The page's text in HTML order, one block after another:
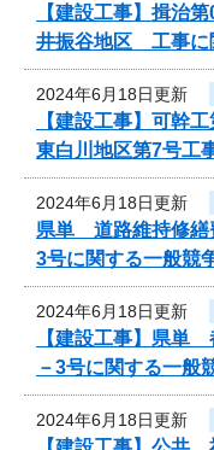
【建設工事】揖治
井振谷地区 工事に
2024年6月18日更新
【建設工事】可幹
東白川地区第7号工
2024年6月18日更新
県単 道路維持修繕
3号に関する一般競
2024年6月18日更新
【建設工事】県単
－3号に関する一般
2024年6月18日更新